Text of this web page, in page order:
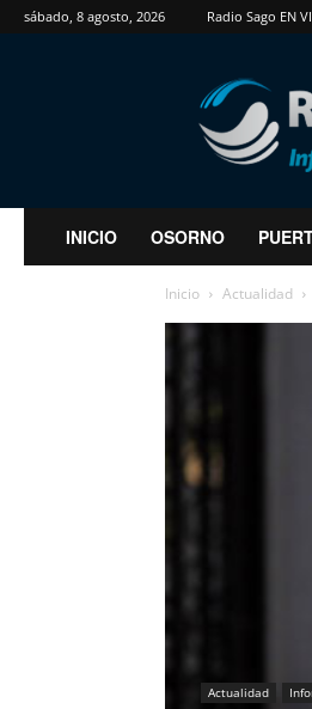
sábado, 8 agosto, 2026 Radio Sago EN
RadioSago
INICIO OSORNO
Inicio Actualidad
Actualidad